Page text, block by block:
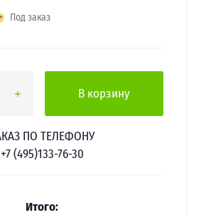
Под заказ
В корзину
ПО ТЕЛЕФОНУ
+7 (495)133-76-30
Итого: